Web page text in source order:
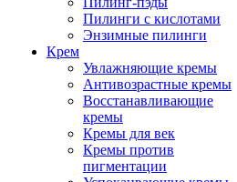
Пилинги с кислотами
Энзимные пилинги
Крем
Увлажняющие кремы
Антивозрастные кремы
Восстанавливающие
кремы
Кремы для век
Кремы против
пигментации